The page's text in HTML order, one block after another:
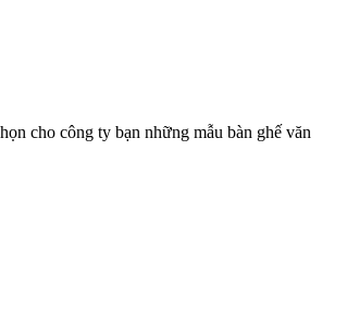
cho công ty bạn những mẫu bàn ghế văn